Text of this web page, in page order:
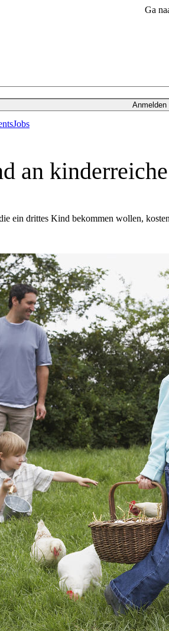
Ga
Anmelden
Jobs
an
ein drittes Kind bekommen wollen,